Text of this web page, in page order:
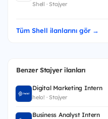
Shell · Stajyer
Tüm Shell ilanlarını gör →
Benzer Stajyer ilanları
Digital Marketing Intern
helo! · Stajyer
Business Analyst Intern